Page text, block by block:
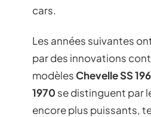
cars.
Les années suivantes
par des innovations
modèlesChevelle SS
1970 se distinguent par
encore plus puissants,